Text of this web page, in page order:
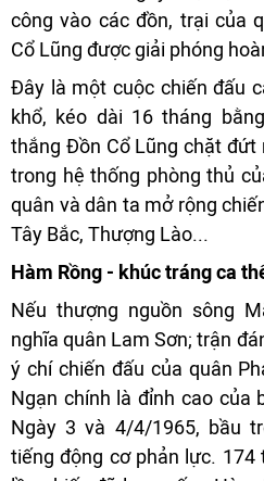
công vào các đồn, trại của
Cổ Lũng được giải phóng
Đây là một cuộc chiến đấu
khổ, kéo dài 16 tháng
thắng Đồn Cổ Lũng chặt
trong hệ thống phòng thủ
quân và dân ta mở rộng
Tây Bắc, Thượng Lào...
Hàm Rồng - khúc tráng ca
Nếu thượng nguồn sông
nghĩa quân Lam Sơn; trận
ý chí chiến đấu của quân
Ngạn chính là đỉnh cao của
Ngày 3 và 4/4/1965, bầu
tiếng động cơ phản lực. 174